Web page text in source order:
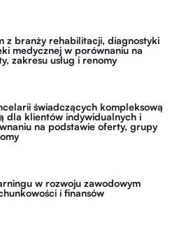
z branży rehabilitacji, diagnostyki
medycznej w porównaniu na
zakresu usług i renomy
świadczących kompleksową
dla klientów indywidualnych i
na podstawie oferty, grupy
w rozwoju zawodowym
i finansów